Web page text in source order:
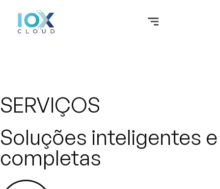
SERVIÇOS
Soluções inteligentes e
completas